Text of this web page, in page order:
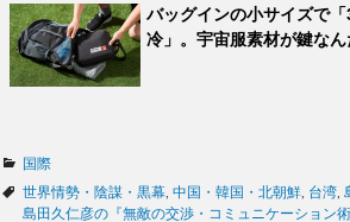
バッグインの小サイズで
冷」。宇宙服素材が鍵なん
カ
テ
ゴ
国際
タ
グ
世界情勢・陰謀・黒幕 中国・韓国・北朝鮮 台湾
島田久仁彦の『無敵の交渉・コミュニケーション術